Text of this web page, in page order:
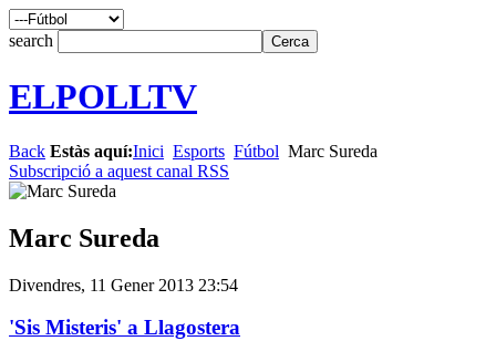
search
ELPOLLTV
Back Estàs aquí:Inici Esports Fútbol Marc Sureda
Subscripció a aquest canal RSS
Marc Sureda
Divendres, 11 Gener 2013 23:54
'Sis Misteris' a Llagostera